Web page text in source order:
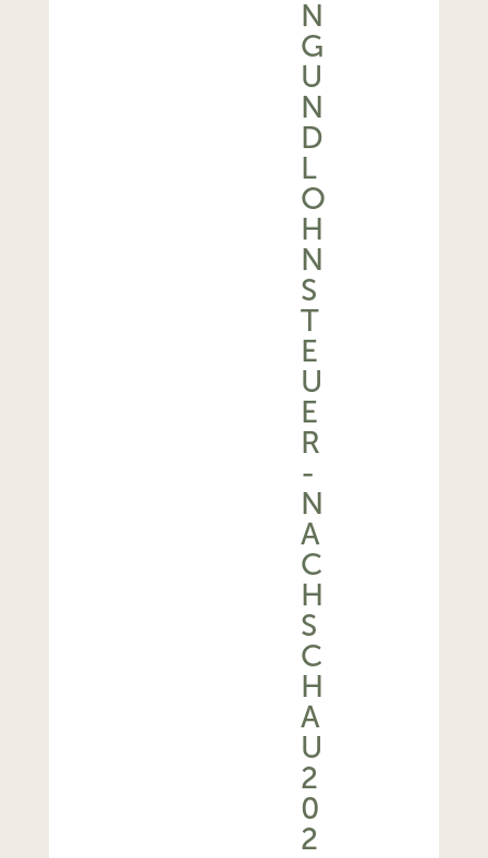
G
U
N
D
L
O
H
N
S
T
E
U
E
R
-
N
A
C
H
S
C
H
A
U
2
0
2
4